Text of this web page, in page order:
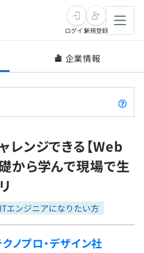
ログイン新規登録
企業情報
レンジできる【Web
から学んで現場で生
エンジニアになりたい方
ノプロ・デザイン社